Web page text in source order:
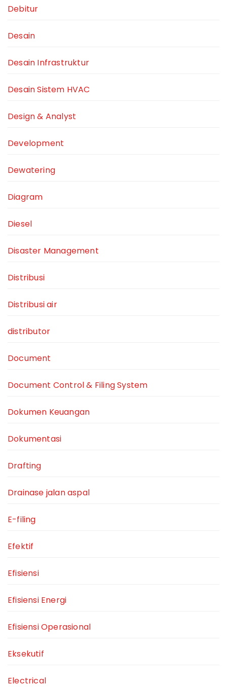
Debitur
Desain
Desain Infrastruktur
Desain Sistem HVAC
Design & Analyst
Development
Dewatering
Diagram
Diesel
Disaster Management
Distribusi
Distribusi air
distributor
Document
Document Control & Filing System
Dokumen Keuangan
Dokumentasi
Drafting
Drainase jalan aspal
E-filing
Efektif
Efisiensi
Efisiensi Energi
Efisiensi Operasional
Eksekutif
Electrical